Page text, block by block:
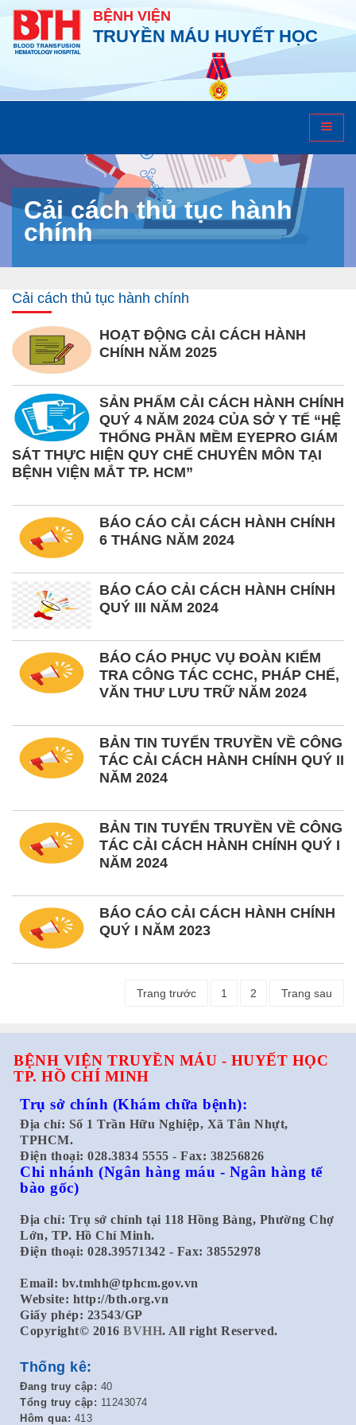
BỆNH VIỆN
TRUYỀN MÁU HUYẾT HỌC
Cải cách thủ tục hành
chính
Cải cách thủ tục hành chính
HOẠT ĐỘNG CẢI CÁCH HÀNH
CHÍNH NĂM 2025
SẢN PHẨM CẢI CÁCH HÀNH CHÍNH
QUÝ 4 NĂM 2024 CỦA SỞ Y TẾ “HỆ
THỐNG PHẦN MỀM EYEPRO GIÁM
SÁT THỰC HIỆN QUY CHẾ CHUYÊN MÔN TẠI
BỆNH VIỆN MẮT TP. HCM”
BÁO CÁO CẢI CÁCH HÀNH CHÍNH
6 THÁNG NĂM 2024
BÁO CÁO CẢI CÁCH HÀNH CHÍNH
QUÝ III NĂM 2024
BÁO CÁO PHỤC VỤ ĐOÀN KIỂM
TRA CÔNG TÁC CCHC, PHÁP CHẾ,
VĂN THƯ LƯU TRỮ NĂM 2024
BẢN TIN TUYỂN TRUYỀN VỀ CÔNG
TÁC CẢI CÁCH HÀNH CHÍNH QUÝ II
NĂM 2024
BẢN TIN TUYỂN TRUYỀN VỀ CÔNG
TÁC CẢI CÁCH HÀNH CHÍNH QUÝ I
NĂM 2024
BÁO CÁO CẢI CÁCH HÀNH CHÍNH
QUÝ I NĂM 2023
Trang trước 1 2 Trang sau
BỆNH VIỆN TRUYỀN MÁU - HUYẾT HỌC
TP. HỒ CHÍ MINH
Trụ sở chính (Khám chữa bệnh):
Địa chỉ: Số 1 Trần Hữu Nghiệp, Xã Tân Nhựt,
TPHCM.
Điện thoại: 028.3834 5555 - Fax: 38256826
Chi nhánh (Ngân hàng máu - Ngân hàng tế
bào gốc)
Địa chỉ: Trụ sở chính tại 118 Hồng Bàng, Phường Chợ
Lớn, TP. Hồ Chí Minh.
Điện thoại: 028.39571342 - Fax: 38552978
Email: bv.tmhh@tphcm.gov.vn
Website: http://bth.org.vn
Giấy phép: 23543/GP
Copyright© 2016 BVHH. All right Reserved.
Thống kê:
Đang truy cập: 40
Tổng truy cập: 11243074
Hôm qua: 413